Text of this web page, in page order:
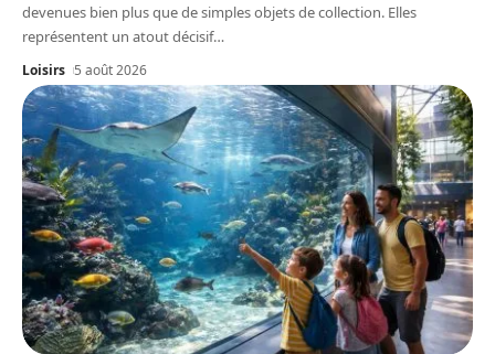
devenues bien plus que de simples objets de collection. Elles
représentent un atout décisif…
Loisirs 5 août 2026